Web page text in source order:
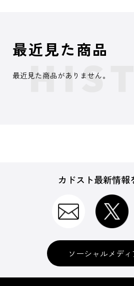
最近見た商品
最近見た商品がありません。
カドスト最新情報
ソーシャルメデ